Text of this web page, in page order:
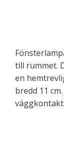
till rummet.
en
bredd 11